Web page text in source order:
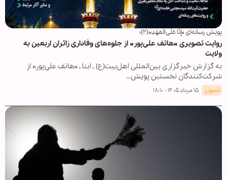
پویش رسانه‌ای «إِنَّا عَلَی الْعَهْدِ»(۲)؛
روایت تصویری «هاتف علی‌پور» از جلوه‌های وفاداری زائران اربعین به
ولایت
به گزارش خبرگزاری بین‌المللی اهل‌بیت(ع) ـ ابنا ـ «هاتف علی‌پور» از
شرکت‌کنندگان نخستین پویش…
تصویر ۱۵ مرداد ۱۴۰۵ - ۱۸:۱۰